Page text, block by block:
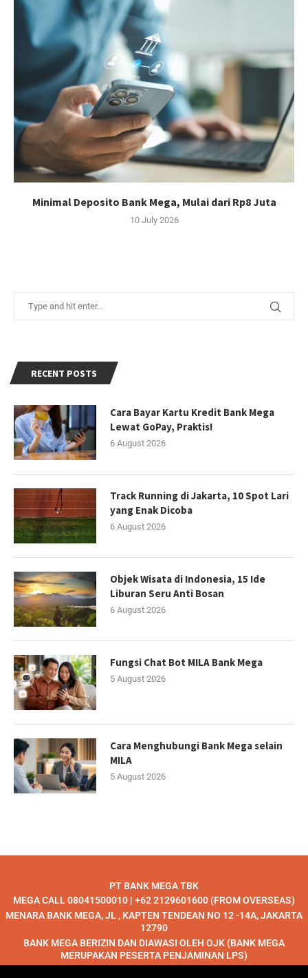
Minimal Deposito Bank Mega, Mulai dari Rp8 Juta
10 July 2026
RECENT POSTS
Cara Bayar Kartu Kredit Bank Mega
Lewat GoPay, Praktis!
6 August 2026
Track Running di Jakarta, 10 Spot Lari
yang Enak Dicoba
6 August 2026
Objek Wisata di Indonesia, 15 Ide
Liburan Seru Anti Bosan
6 August 2026
Fungsi Chat Bot MILA Bank Mega
5 August 2026
Cara Menghubungi Bank Mega selain
MILA
5 August 2026
PT BANK MEGA TBK
MEGA CALL 08041500010 | +62 2129601600 (FROM OVERSEAS)
MENARA BANK MEGA, JL , KAPTEN TENDEAN NO 12 -14A, JAKARTA
12790
BANK MEGA BERIZIN DAN DIAWASI OLEH OJK (BANK MEGA
MERUPAKAN PESERTA PENJAMINAN LPS)